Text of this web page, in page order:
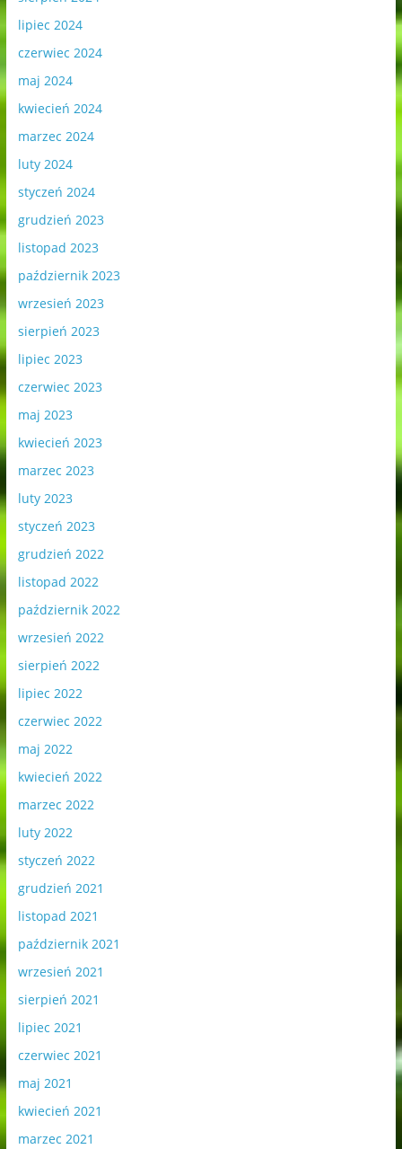
lipiec 2024
czerwiec 2024
maj 2024
kwiecień 2024
marzec 2024
luty 2024
styczeń 2024
grudzień 2023
listopad 2023
październik 2023
wrzesień 2023
sierpień 2023
lipiec 2023
czerwiec 2023
maj 2023
kwiecień 2023
marzec 2023
luty 2023
styczeń 2023
grudzień 2022
listopad 2022
październik 2022
wrzesień 2022
sierpień 2022
lipiec 2022
czerwiec 2022
maj 2022
kwiecień 2022
marzec 2022
luty 2022
styczeń 2022
grudzień 2021
listopad 2021
październik 2021
wrzesień 2021
sierpień 2021
lipiec 2021
czerwiec 2021
maj 2021
kwiecień 2021
marzec 2021